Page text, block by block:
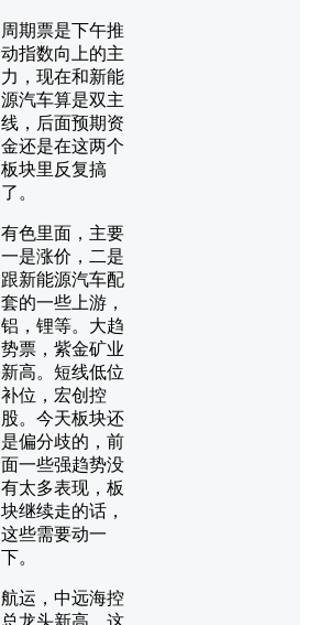
周期票是下午推
动指数向上的主
力，现在和新能
源汽车算是双主
线，后面预期资
金还是在这两个
板块里反复搞
了。
有色里面，主要
一是涨价，二是
跟新能源汽车配
套的一些上游，
铝，锂等。大趋
势票，紫金矿业
新高。短线低位
补位，宏创控
股。今天板块还
是偏分歧的，前
面一些强趋势没
有太多表现，板
块继续走的话，
这些需要动一
下。
航运，中远海控
总龙头新高。这